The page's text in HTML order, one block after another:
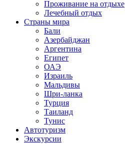
Проживание на отдыхе
Лечебный отдых
Страны мира
Бали
Азербайджан
Аргентина
Египет
ОАЭ
Израиль
Мальдивы
Шри-ланка
Турция
Таиланд
Тунис
Автотуризм
Экскурсии